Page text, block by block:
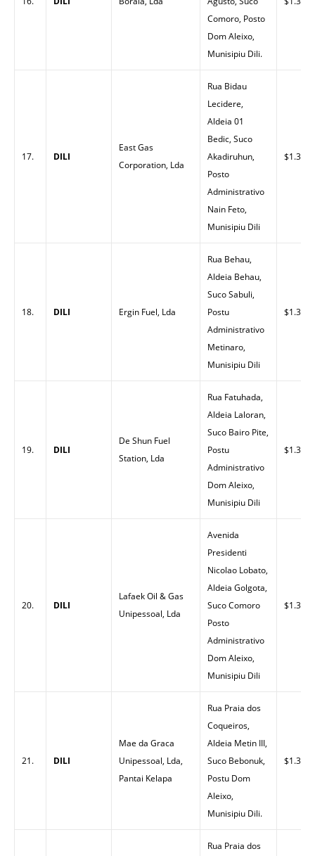
Comoro, Posto
Dom Aleixo,
Munisipiu Dili.
17. DILI
East Gas
Corporation, Lda
Rua Bidau
Lecidere,
Aldeia 01
Bedic, Suco
Akadiruhun,
Posto
Administrativo
Nain Feto,
Munisipiu Dili
$1.32
18. DILI Ergin Fuel, Lda
Rua Behau,
Aldeia Behau,
Suco Sabuli,
Postu
Administrativo
Metinaro,
Munisipiu Dili
$1.33
19. DILI
De Shun Fuel
Station, Lda
Rua Fatuhada,
Aldeia Laloran,
Suco Bairo Pite,
Postu
Administrativo
Dom Aleixo,
Munisipiu Dili
$1.33
20. DILI
Lafaek Oil & Gas
Unipessoal, Lda
Avenida
Presidenti
Nicolao Lobato,
Aldeia Golgota,
Suco Comoro
Posto
Administrativo
Dom Aleixo,
Munisipiu Dili
$1.35
21. DILI
Mae da Graca
Unipessoal, Lda,
Pantai Kelapa
Rua Praia dos
Coqueiros,
Aldeia Metin III,
Suco Bebonuk,
Postu Dom
Aleixo,
Munisipiu Dili.
$1.30
Rua Praia dos